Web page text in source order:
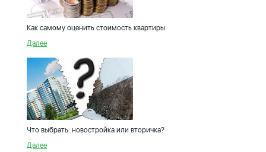
Как самому оценить стоимость квартиры
Далее
Что выбрать: новостройка или вторичка?
Далее